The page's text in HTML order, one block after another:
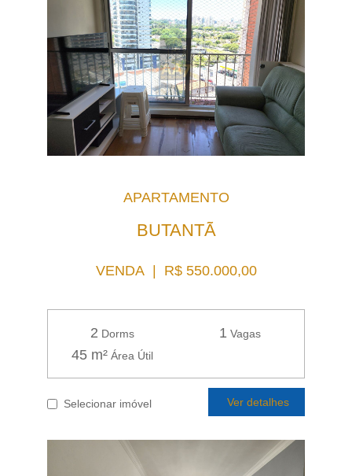
APARTAMENTO
BUTANTÃ
VENDA | R$ 550.000,00
2 Dorms 1 Vagas
45 m²Área Útil
Selecionar imóvel Ver detalhes